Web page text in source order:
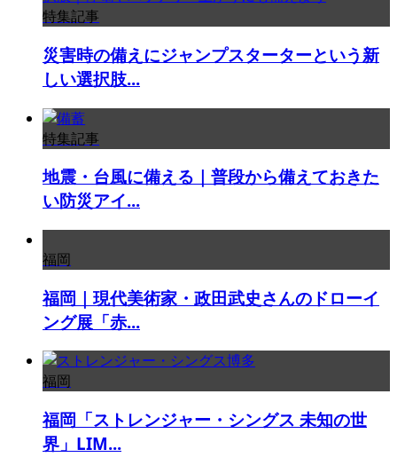
特集記事
災害時の備えにジャンプスターターという新
しい選択肢...
特集記事
地震・台風に備える｜普段から備えておきた
い防災アイ...
福岡
福岡｜現代美術家・政田武史さんのドローイ
ング展「赤...
福岡
福岡「ストレンジャー・シングス 未知の世
界」LIM...